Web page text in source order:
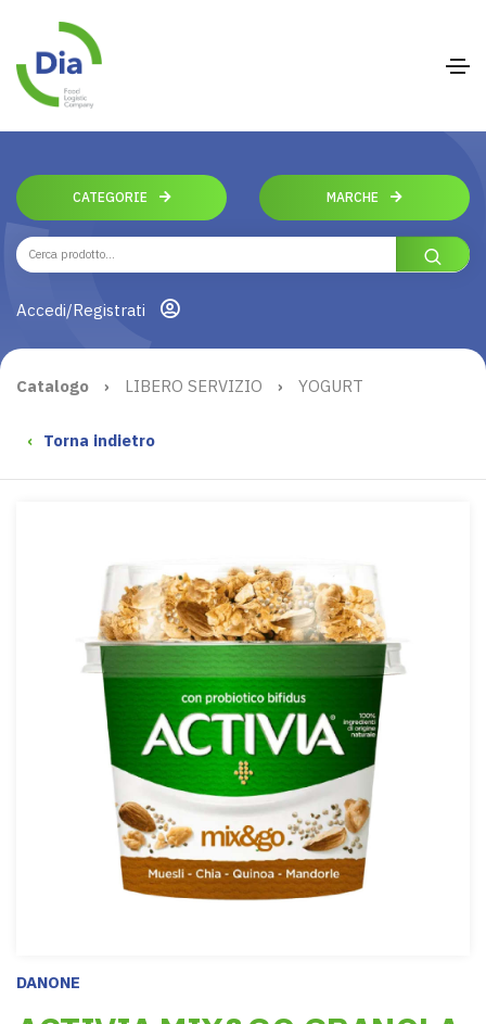
CATEGORIE MARCHE
Accedi/Registrati
Catalogo › LIBERO SERVIZIO › YOGURT
‹ Torna indietro
DANONE